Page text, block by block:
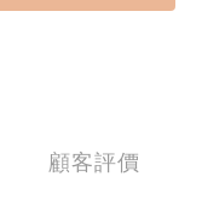
顧客評價